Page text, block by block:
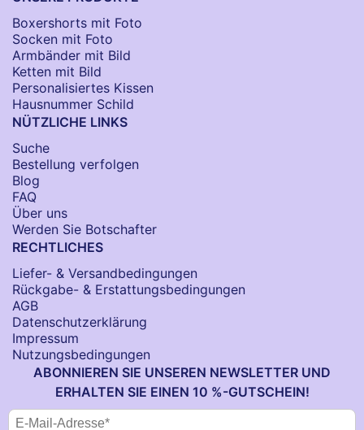
Boxershorts mit Foto
Socken​ mit Foto
Armbänder mit Bild​
Ketten mit Bild
Personalisiertes Kissen
Hausnummer Schild
NÜTZLICHE LINKS
Suche
Bestellung verfolgen
Blog
FAQ
Über uns
Werden Sie Botschafter
RECHTLICHES
Liefer- & Versandbedingungen
Rückgabe- & Erstattungsbedingungen
AGB
Datenschutzerklärung
Impressum
Nutzungsbedingungen
ABONNIEREN SIE UNSEREN NEWSLETTER UND
ERHALTEN SIE EINEN 10 %-GUTSCHEIN!